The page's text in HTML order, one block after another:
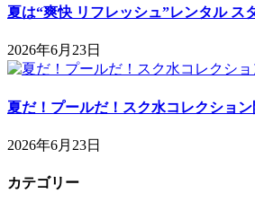
夏は“爽快 リフレッシュ”レンタル ス
2026年6月23日
夏だ！プールだ！スク水コレクション
2026年6月23日
カテゴリー